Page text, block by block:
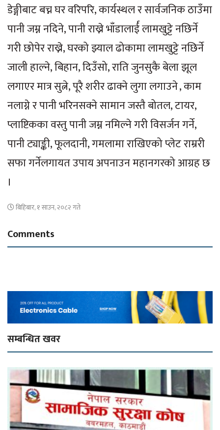
डेङ्गीबाट बच्न घर वरिपरि, कार्यस्थल र सार्वजनिक ठाउँमा
पानी जम्न नदिने, पानी राख्ने भाँडालार्ई लामखुट्टे नछिर्ने
गरी छोपेर राख्ने, घरको झ्याल ढोकामा लामखुट्टे नछिर्ने
जाली हाल्ने, बिहान, दिउँसो, राति जुनसुकै बेला झूल
लगाएर मात्र सुत्ने, पूरै शरीर ढाक्ने लुगा लगाउने , काम
नलाग्ने र पानी भरिनसक्ने सामान जस्तै बोतल, टायर,
प्लाष्टिकका वस्तु पानी जम्न नमिल्ने गरी विसर्जन गर्ने,
पानी ट्याङ्की, फूलदानी, गमलामा राखिएको प्लेट राम्ररी
सफा गर्नेलगायत उपाय अपनाउन महानगरको आग्रह छ
।
बिहिबार, १ साउन, २०८२ गते
Comments
सम्बन्धित खवर